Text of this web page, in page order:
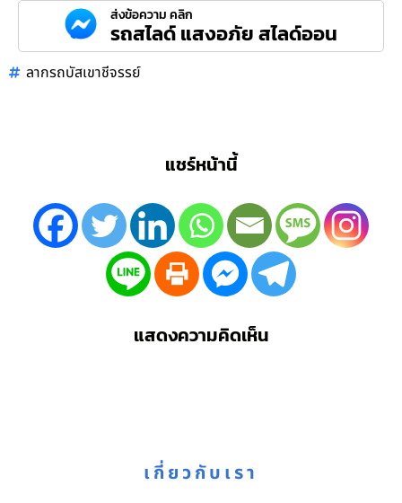
ส่งข้อความ คลิก
รถสไลด์ แสงอภัย สไลด์ออน
ลากรถบัสเขาชีจรรย์
แชร์หน้านี้
แสดงความคิดเห็น
เกี่ยวกับเรา